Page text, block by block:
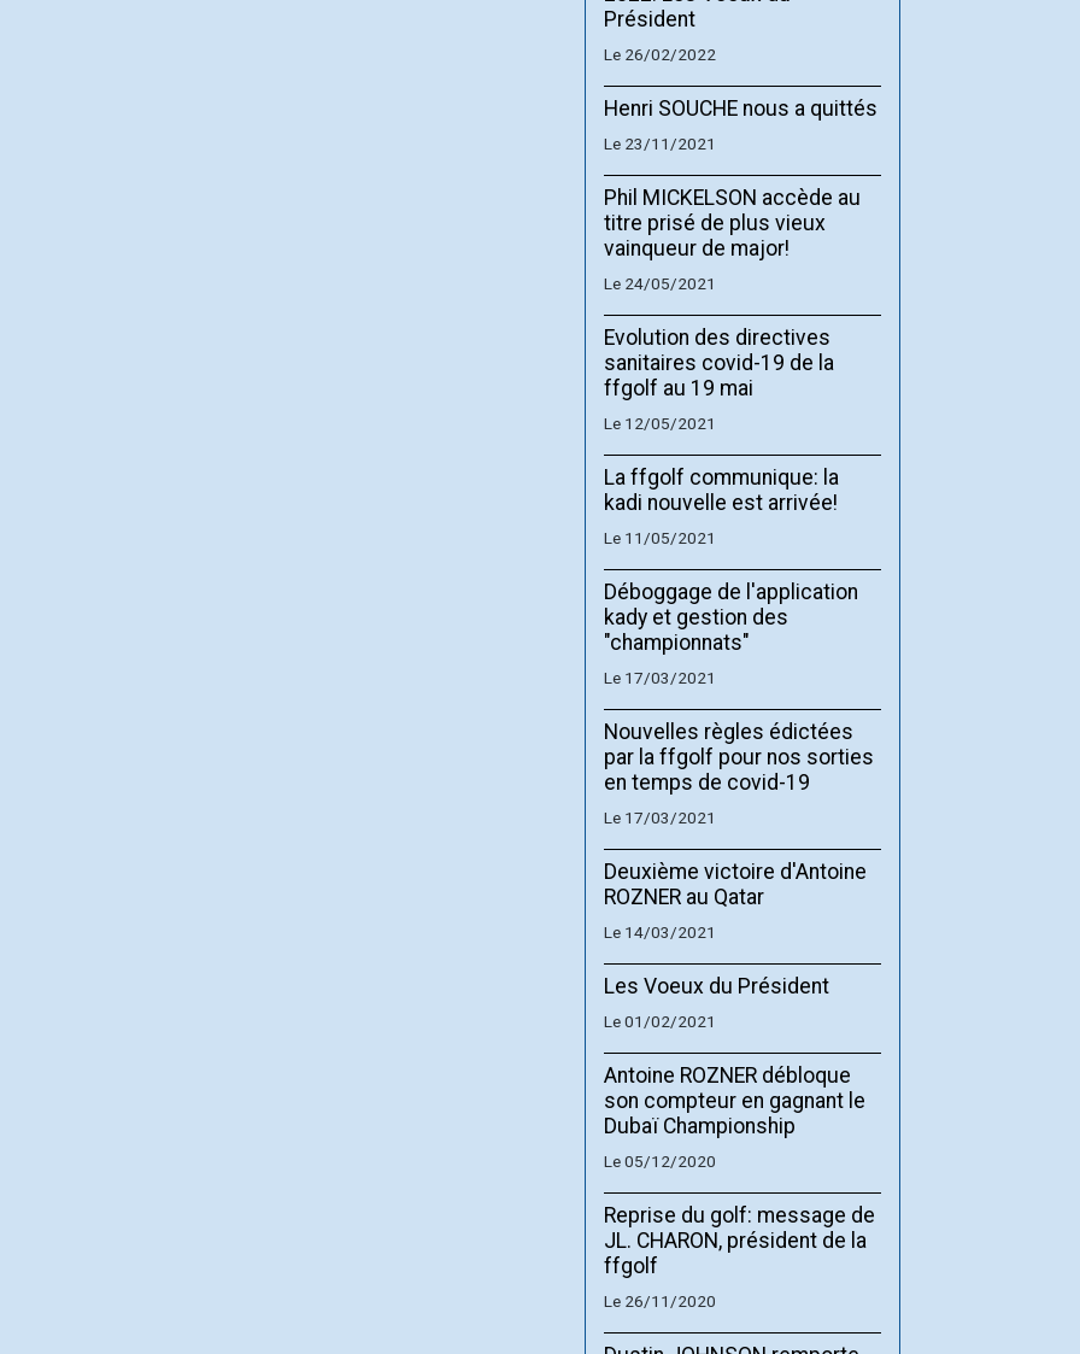
Président
Le 26/02/2022
Henri SOUCHE nous a quittés
Le 23/11/2021
Phil MICKELSON accède au
titre prisé de plus vieux
vainqueur de major!
Le 24/05/2021
Evolution des directives
sanitaires covid-19 de la
ffgolf au 19 mai
Le 12/05/2021
La ffgolf communique: la
kadi nouvelle est arrivée!
Le 11/05/2021
Déboggage de l'application
kady et gestion des
"championnats"
Le 17/03/2021
Nouvelles règles édictées
par la ffgolf pour nos sorties
en temps de covid-19
Le 17/03/2021
Deuxième victoire d'Antoine
ROZNER au Qatar
Le 14/03/2021
Les Voeux du Président
Le 01/02/2021
Antoine ROZNER débloque
son compteur en gagnant le
Dubaï Championship
Le 05/12/2020
Reprise du golf: message de
JL. CHARON, président de la
ffgolf
Le 26/11/2020